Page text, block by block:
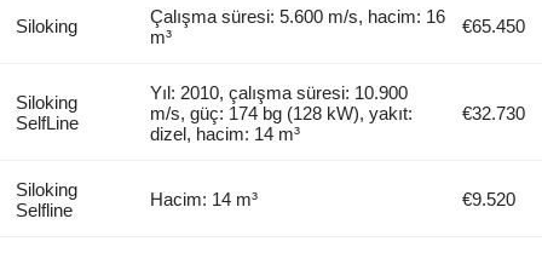
Siloking
Çalışma süresi: 5.600 m/s, hacim: 16
m³
€65.450
Siloking
SelfLine
Yıl: 2010, çalışma süresi: 10.900
m/s, güç: 174 bg (128 kW), yakıt:
dizel, hacim: 14 m³
€32.730
Siloking
Selfline
Hacim: 14 m³ €9.520